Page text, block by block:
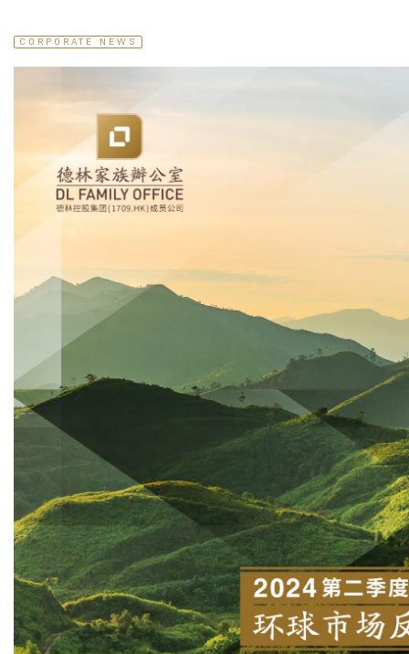
CORPORATE NEWS